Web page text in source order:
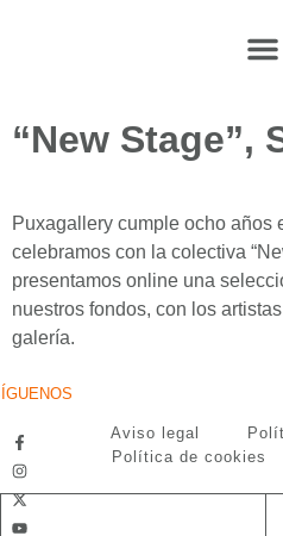
“New Stage”,
Puxagallery cumple ocho años
celebramos con la colectiva
presentamos online una
nuestros fondos, con los
galería.
Aviso legal
Política de cookies